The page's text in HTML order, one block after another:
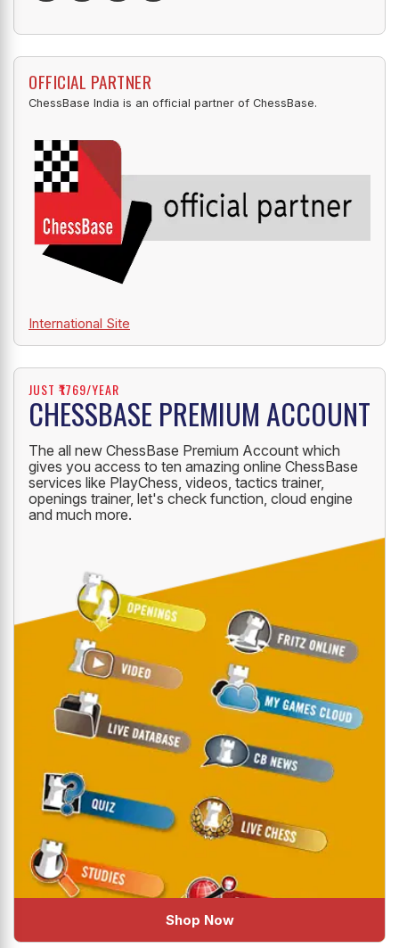
OFFICIAL PARTNER
ChessBase India is an official partner of ChessBase.
International Site
JUST ₹1769/YEAR
CHESSBASE PREMIUM ACCOUNT
The all new ChessBase Premium Account which
gives you access to ten amazing online ChessBase
services like PlayChess, videos, tactics trainer,
openings trainer, let's check function, cloud engine
and much more.
Shop Now